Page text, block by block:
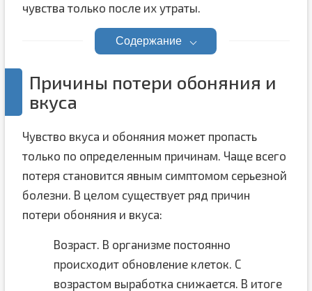
чувства только после их утраты.
Содержание
Причины потери обоняния и
вкуса
Чувство вкуса и обоняния может пропасть
только по определенным причинам. Чаще всего
потеря становится явным симптомом серьезной
болезни. В целом существует ряд причин
потери обоняния и вкуса:
Возраст. В организме постоянно
происходит обновление клеток. С
возрастом выработка снижается. В итоге